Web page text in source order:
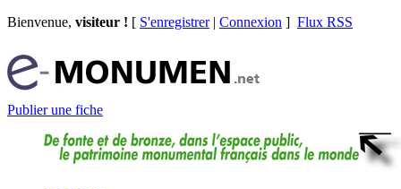
Bienvenue, visiteur ! [ S'enregistrer| Connexion ] Flux RSS
Publier une fiche